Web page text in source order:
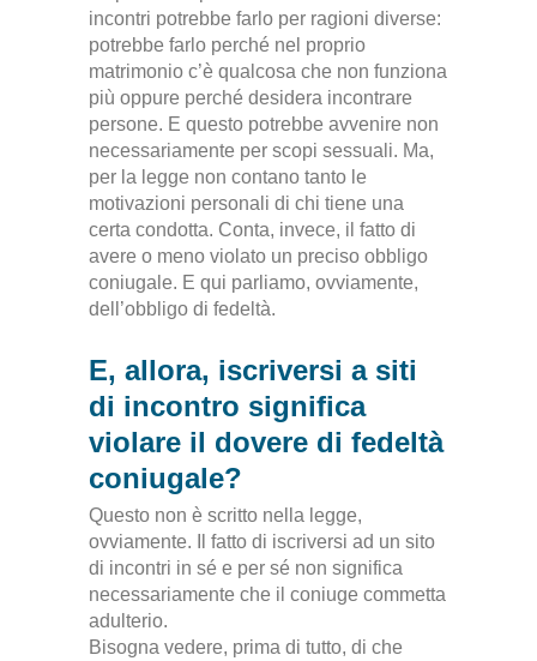
incontri potrebbe farlo per ragioni diverse:
potrebbe farlo perché nel proprio
matrimonio c’è qualcosa che non funziona
più oppure perché desidera incontrare
persone. E questo potrebbe avvenire non
necessariamente per scopi sessuali. Ma,
per la legge non contano tanto le
motivazioni personali di chi tiene una
certa condotta. Conta, invece, il fatto di
avere o meno violato un preciso obbligo
coniugale. E qui parliamo, ovviamente,
dell’obbligo di fedeltà.
E, allora, iscriversi a siti
di incontro significa
violare il dovere di fedeltà
coniugale?
Questo non è scritto nella legge,
ovviamente. Il fatto di iscriversi ad un sito
di incontri in sé e per sé non significa
necessariamente che il coniuge commetta
adulterio.
Bisogna vedere, prima di tutto, di che